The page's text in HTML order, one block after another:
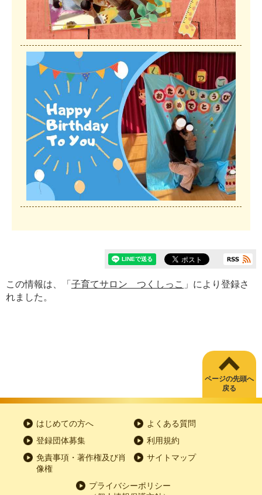
この情報は、「 子育てサロン つくしっこ 」により登録さ
れました。
ページの先頭へ
戻る
はじめての方へ
よくある質問
登録団体募集
利用規約
免責事項・著作権及び肖
像権
サイトマップ
プライバシーポリシー